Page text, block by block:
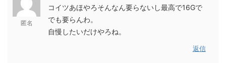
匿名
コイツあほやろそんなん要らないし最高で16Gで
でも要らんわ。
自慢したいだけやろね。
返信